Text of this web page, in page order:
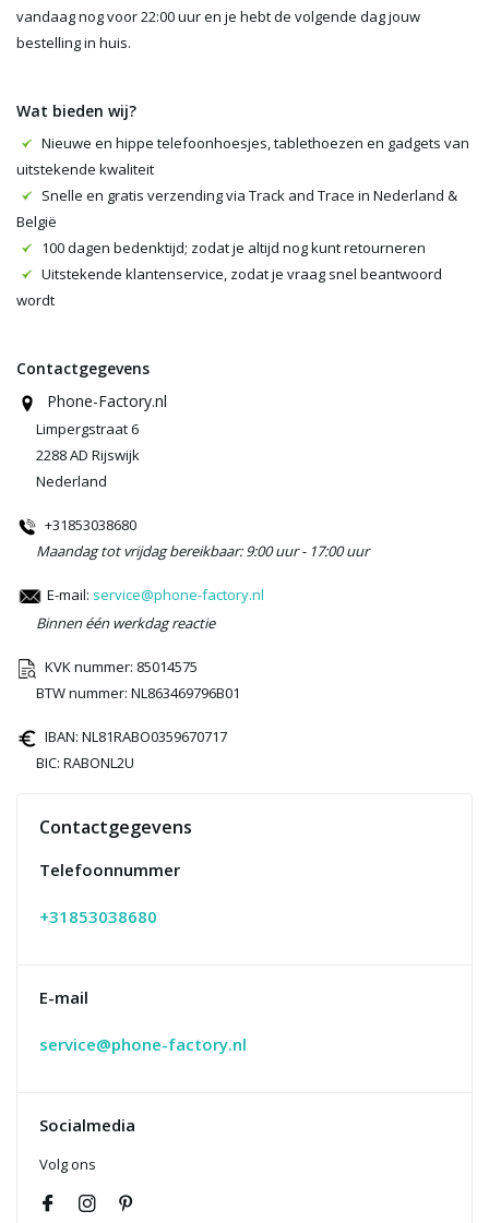
vandaag nog voor 22:00 uur en je hebt de volgende dag jouw
bestelling in huis.
Wat bieden wij?
Nieuwe en hippe telefoonhoesjes, tablethoezen en gadgets van
uitstekende kwaliteit
Snelle en gratis verzending via Track and Trace in Nederland &
België
100 dagen bedenktijd; zodat je altijd nog kunt retourneren
Uitstekende klantenservice, zodat je vraag snel beantwoord
wordt
Contactgegevens
Phone-Factory.nl
Limpergstraat 6
2288 AD Rijswijk
Nederland
+31853038680
Maandag tot vrijdag bereikbaar: 9:00 uur - 17:00 uur
E-mail: service@phone-factory.nl
Binnen één werkdag reactie
KVK nummer: 85014575
BTW nummer: NL863469796B01
IBAN: NL81RABO0359670717
BIC: RABONL2U
Contactgegevens
Telefoonnummer
+31853038680
E-mail
service@phone-factory.nl
Socialmedia
Volg ons